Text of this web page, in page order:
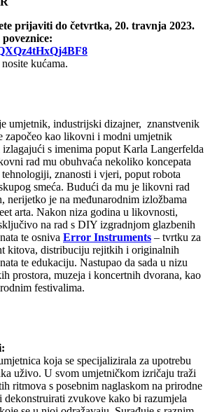
prijaviti do četvrtka, 20. travnja 2023.
kućama.
umjetnik, industrijski dizajner, znanstvenik
započeo kao likovni i modni umjetnik
s imenima poput Karla Langerfelda
rad mu obuhvaća nekoliko koncepata
znanosti i vjeri, poput robota
smeća. Budući da mu je likovni rad
nerijetko je na međunarodnim izložbama
arta. Nakon niza godina u likovnosti,
na rad s DIY izgradnjom glazbenih
te osniva Error Instruments – tvrtku za
kitova, distribuciju rejitkih i originalnih
te edukaciju. Nastupao da sada u nizu
prostora, muzeja i koncertnih dvorana, kao
festivalima.
koja se specijalizirala za upotrebu
uživo. U svom umjetničkom izričaju traži
ritmova s posebnim naglaskom na prirodne
zvukove kako bi razumjela